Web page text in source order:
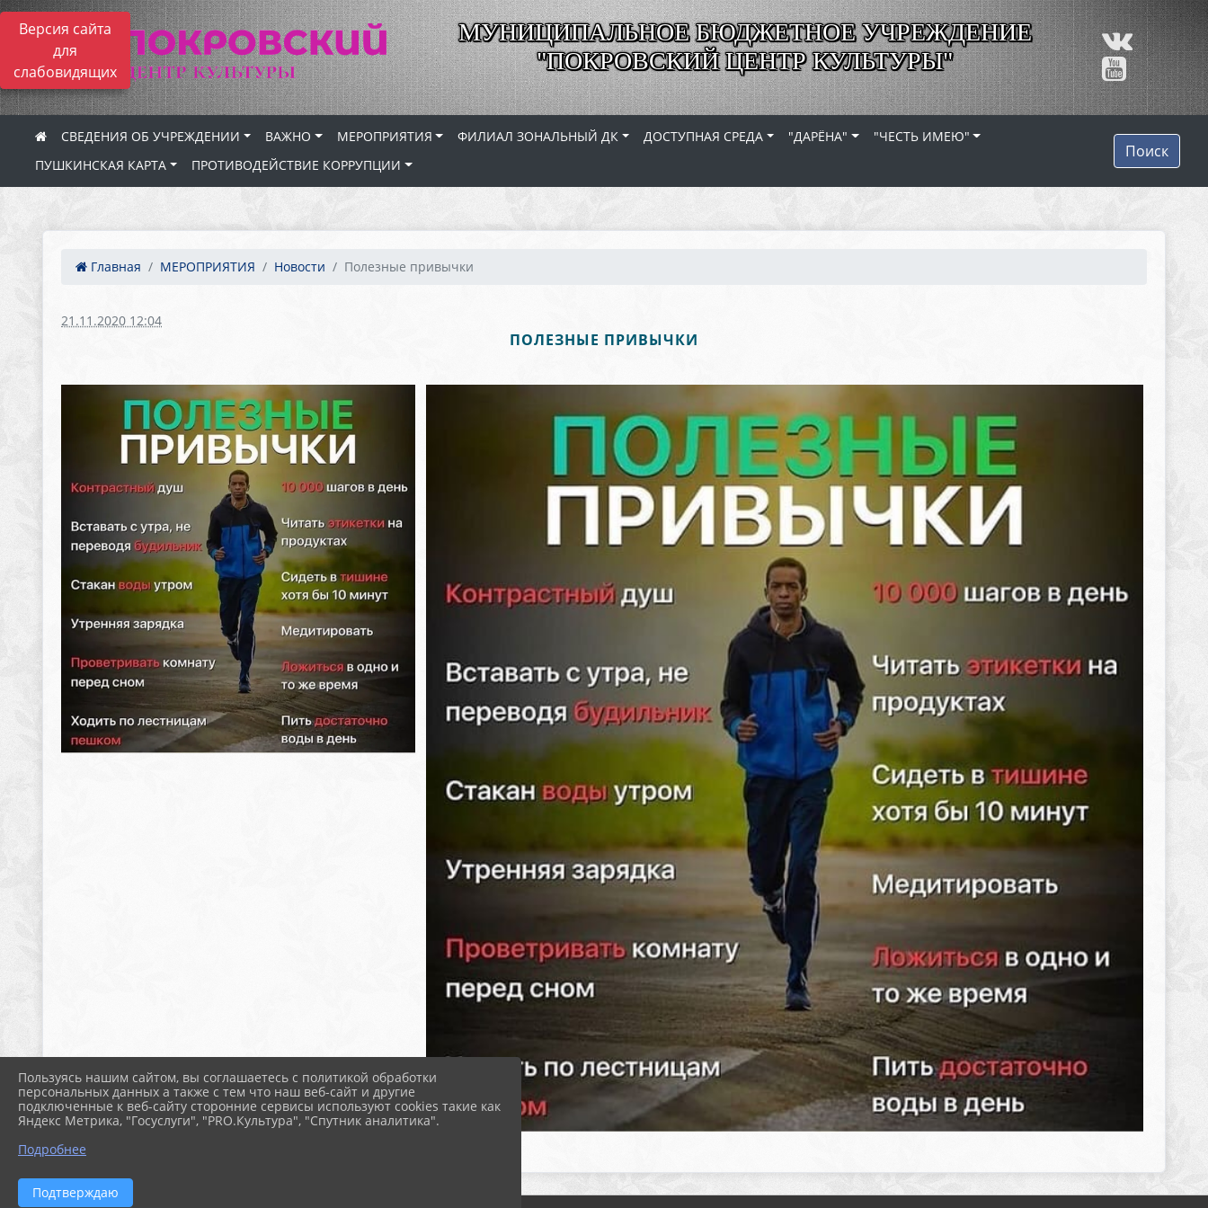
Версия сайта
для
слабовидящих
МУНИЦИПАЛЬНОЕ БЮДЖЕТНОЕ УЧРЕЖДЕНИЕ
"ПОКРОВСКИЙ ЦЕНТР КУЛЬТУРЫ"
СВЕДЕНИЯ ОБ УЧРЕЖДЕНИИ ВАЖНО МЕРОПРИЯТИЯ ФИЛИАЛ ЗОНАЛЬНЫЙ ДК ДОСТУПНАЯ СРЕДА "ДАРЁНА"
"ЧЕСТЬ ИМЕЮ"
ПУШКИНСКАЯ КАРТА
ПРОТИВОДЕЙСТВИЕ КОРРУПЦИИ
Поиск
Главная МЕРОПРИЯТИЯ Новости Полезные привычки
21.11.2020 12:04
ПОЛЕЗНЫЕ ПРИВЫЧКИ
Пользуясь нашим сайтом, вы соглашаетесь с политикой обработки
персональных данных а также с тем что наш веб-сайт и другие
подключенные к веб-сайту сторонние сервисы используют cookies такие как
Яндекс Метрика, "Госуслуги", "PRO.Культура", "Спутник аналитика".
Подробнее
Подтверждаю